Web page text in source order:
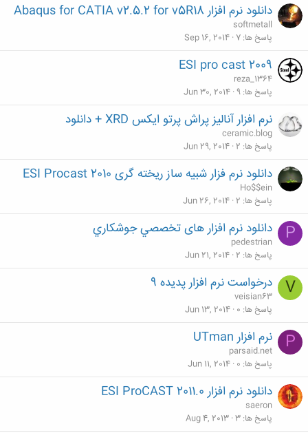
دانلود نرم افزار Abaqus for CATIA v2.5.2 for v5R18
softmetall
پاسخ ها 7
Sep 16, 2014
ESI pro cast 2009
reza_1364
پاسخ ها 9
Jun 30, 2014
نرم افزار آنالیز پراش پرتو ایکس XRD + دانلود
ceramic.blog
پاسخ ها 2
Jun 29, 2014
دانلود نرم فزار شبیه ساز ریخته گری ESI Procast 2010
Ho$$ein
پاسخ ها 2
Jun 26, 2014
P دانلود نرم افزار های تخصصي جوشكاري
pedestrian
پاسخ ها 2
Jun 21, 2014
V درخواست نرم افزار پدیده 9
veisian63
پاسخ ها 0
Jun 13, 2014
P نرم افزار UTman
parsaid.net
پاسخ ها 0
Jun 11, 2014
دانلود نرم افزار ESI ProCAST 2011.0
saeron
پاسخ ها 3
Aug 4, 2013